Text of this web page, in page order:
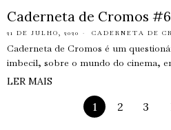
Caderneta de Cromos
21 DE JULHO, 2020 CADERNETA DE
Caderneta de Cromos é um
imbecil, sobre o mundo do cinema,
LER MAIS
1 2 3